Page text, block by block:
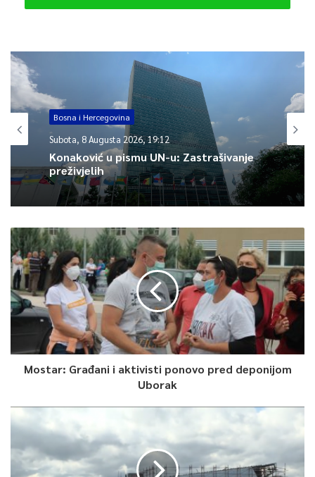
Article Rating
Bosna i Hercegovina
Subota, 8 Augusta 2026, 19:12
Konaković u pismu UN-u: Zastrašivanje
preživjelih
Mostar: Građani i aktivisti ponovo pred deponijom
Uborak